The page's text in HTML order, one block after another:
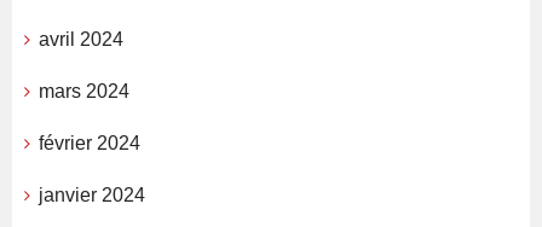
avril 2024
mars 2024
février 2024
janvier 2024